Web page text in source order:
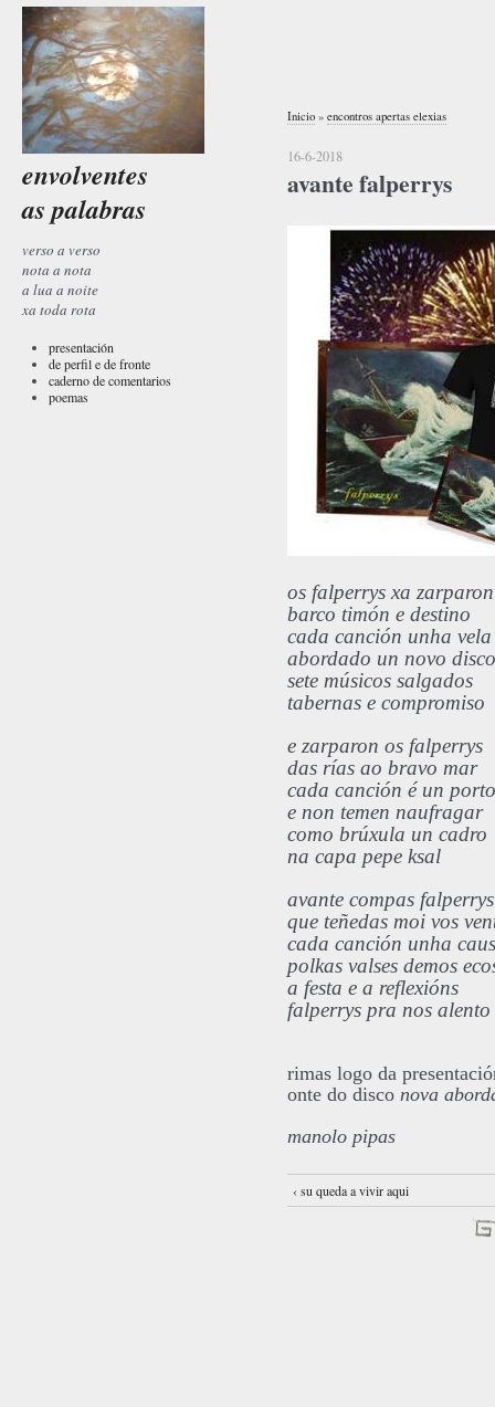
envolventes
as palabras
verso a verso
nota a nota
a lua a noite
xa toda rota
presentación
de perfil e de fronte
caderno de comentarios
poemas
Inicio » encontros apertas elexias
16-6-2018
avante falperrys
os falperrys xa zarparon
barco timón e destino
cada canción unha vela
abordado un novo disco
sete músicos salgados
tabernas e compromiso
e zarparon os falperrys
das rías ao bravo mar
cada canción é un porto
e non temen naufragar
como brúxula un cadro
na capa pepe ksal
avante compas falperrys
que teñedas moi vos
cada canción unha
polkas valses demos
a festa e a reflexións
falperrys pra nos alento
rimas logo da
onte do disco nova
manolo pipas
‹ su queda a vivir aqui